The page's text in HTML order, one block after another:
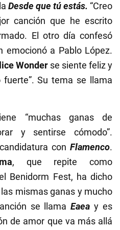
Desde que tú estás. “Creo
canción que he escrito
El otro día confesó
emocionó a Pablo López.
Wonder se siente feliz y
fuerte”. Su tema se llama
“muchas ganas de
y sentirse cómodo”.
con Flamenco.
, que repite como
Benidorm Fest, ha dicho
las mismas ganas y mucho
se llamaEaeay es
de amor que va más allá